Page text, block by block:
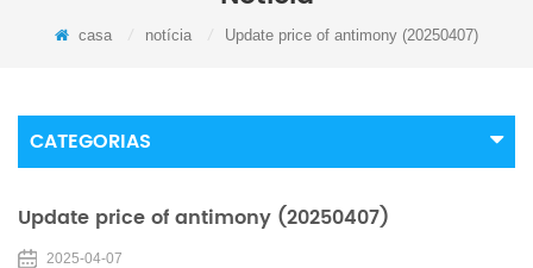
casa notícia Update price of antimony (20250407)
CATEGORIAS
Update price of antimony (20250407)
2025-04-07